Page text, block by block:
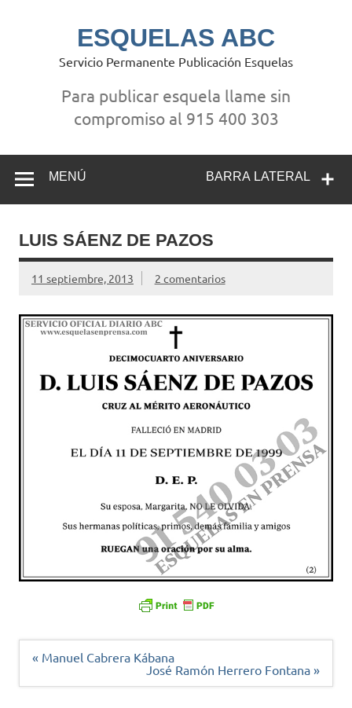
ESQUELAS ABC
Servicio Permanente Publicación Esquelas
Para publicar esquela llame sin
compromiso al 915 400 303
BARRA LATERAL
MENÚ
LUIS SÁENZ DE PAZOS
11 septiembre, 2013 2 comentarios
Navegación
« Manuel Cabrera Kábana
José Ramón Herrero Fontana »